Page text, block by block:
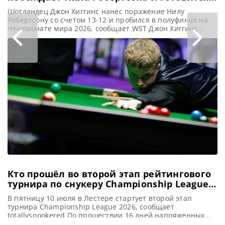
матчу с Мерфи
Шотландец Джон Хиггинс нанес поражение Нилу
Робертсону со счетом 13-12 и пробился в полуфинал на
Чемпионате мира 2026, сообщает WST Джон Хиггинс
одержал уверенную победу над Нилом Робертсоном со
счетом 13-10 и вышел в полуфинал Чемпионата мира
2026. Этот успех последовал за его яркой победой над
Ронни О’Салливаном со счетом 13-12 и непростым
Кто прошёл во второй этап рейтингового
турнира по снукеру Championship League
2026
В пятницу 10 июля в Лестере стартует второй этап
турнира Championship League 2026, сообщает
totallysnookered По прошествии 16 дней напряженных